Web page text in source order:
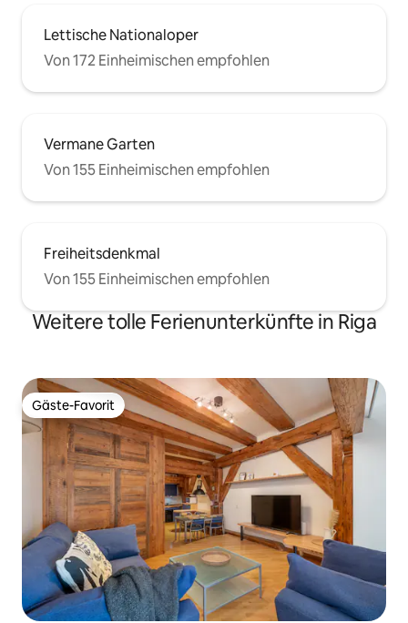
Lettische Nationaloper
Von 172 Einheimischen empfohlen
Vermane Garten
Von 155 Einheimischen empfohlen
Freiheitsdenkmal
Von 155 Einheimischen empfohlen
Weitere tolle Ferienunterkünfte in Riga
Gäste-Favorit
Gäste-Favorit